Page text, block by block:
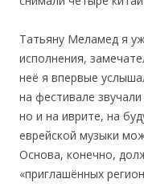
Татьяну Меламед я
исполнения,
неё я впервые
на фестивале
но и на иврите, на
еврейской музыки
Основа, конечно,
«приглашённых